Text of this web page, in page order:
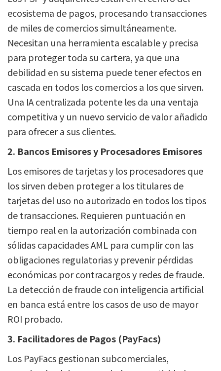
ecosistema de pagos, procesando transacciones
de miles de comercios simultáneamente.
Necesitan una herramienta escalable y precisa
para proteger toda su cartera, ya que una
debilidad en su sistema puede tener efectos en
cascada en todos los comercios a los que sirven.
Una IA centralizada potente les da una ventaja
competitiva y un nuevo servicio de valor añadido
para ofrecer a sus clientes.
2. Bancos Emisores y Procesadores Emisores
Los emisores de tarjetas y los procesadores que
los sirven deben proteger a los titulares de
tarjetas del uso no autorizado en todos los tipos
de transacciones. Requieren puntuación en
tiempo real en la autorización combinada con
sólidas capacidades AML para cumplir con las
obligaciones regulatorias y prevenir pérdidas
económicas por contracargos y redes de fraude.
La detección de fraude con inteligencia artificial
en banca está entre los casos de uso de mayor
ROI probado.
3. Facilitadores de Pagos (PayFacs)
Los PayFacs gestionan subcomerciales,